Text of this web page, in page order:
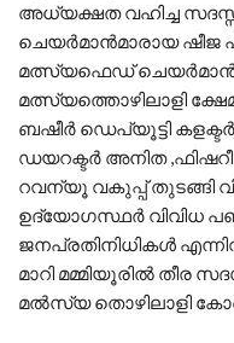
അധ്യക്ഷത വഹിച്ച
ചെയർമാൻമാരായ ഷീജ
മത്സ്യഫെഡ്
മത്സ്യത്തൊഴിലാളി
ബഷീർ ഡെപ്യൂട്ടി
ഡയറക്ടർ അനിത
റവന്യൂ വകുപ്പ് തുടങ്ങി
ഉദ്യോഗസ്ഥർ വിവിധ
ജനപ്രതിനിധികൾ
മാറി മമ്മിയൂരിൽ തീര
മൽസ്യ തൊഴിലാളി